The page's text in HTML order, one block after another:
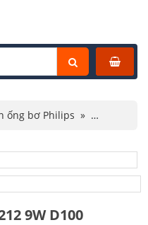
ống bơ Philips »
9W D100